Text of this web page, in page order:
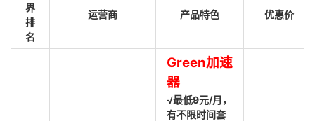
界
排
名
运营商 产品特色 优惠价
Green加速
器
√最低9元/月，
有不限时间套